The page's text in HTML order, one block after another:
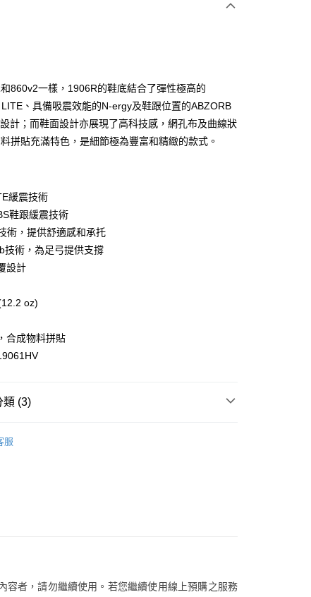
使用說明】
大哥大提供，台灣大哥大用戶可立即使用無須另外申請。
擇「大哥付你分期」，訂單成立後會自動跳轉到大哥付的交易
機門號後，選擇欲分期的期數、繳款截止日，確認付款後即
、可分期數及費用金額請依後續交易確認頁面所載為準。
分鐘內，如未前往確認交易或遇審核未通過，訂單將自動取
專審核」未通過狀況，表示未達大哥付你分期系統評分，恕
容。
併入電信帳單，「大哥付你分期」於每月結算日後寄送繳費提
打開帳單後，可選擇「超商條碼／台灣大直營門市／銀行轉
，得透過本服務購買商品或服務，並由商店將買賣／分期付
權讓與本公司後，依約使用本公司帳單繳交帳款。
名、電話或地址）提供予台灣大哥大進項蒐集、處理及利
與您本人進行分期帳單所需資料之確認、核對及更正。
付
先享後付」】
付是「在收到商品之後才付款」的支付方式。 讓您購物簡單
需註冊會員、不需綁卡、不需儲值。
要手機號碼，簡訊認證，即可結帳。
認商品／服務後，再付款。
式選擇「AFTEE先享後付」後，將跳轉至「AFTEE先享後
，進行簡訊認證並確認金額後，即可完成結帳。
日內，您將收到繳費通知簡訊。
通知簡訊後14天內，點擊此簡訊中的連結，可透過四大超商
店家。未經商家同意取消之訂單仍視為有效，需透過AFTEE
／繳費後需取消欲退款等相關疑問，請聯繫「AFTEE先享後
先享後付」時，將依據個別帳號之用戶狀況，依本公司
貨
滿NT$899(含以上)免運費
貨
服中心(1F星巴克旁) 即日起不提供京站紙袋，取件時
860v2一樣，1906R的鞋底結合了彈性極高的
LITE、具備吸震效能的N-ergy及鞋跟位置的ABZORB
計；而鞋面設計亦展現了高科技感，網孔布及曲線狀
拼貼充滿特色，是細節極為豐富和精緻的款式。
緩震技術
鞋跟緩震技術
術，提供舒適感和承托
技術，為足弓提供支撐
設計
oz)
合成物料拼貼
類 (3)
服
容者，請勿繼續使用。若您繼續使用線上預購之服務